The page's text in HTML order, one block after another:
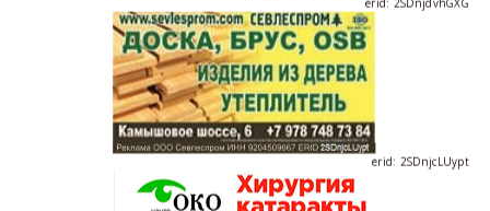
erid: 2SDnjcLUypt